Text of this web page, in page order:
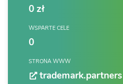
0 zł
WSPARTE CELE
0
STRONA WWW
trademark.partners